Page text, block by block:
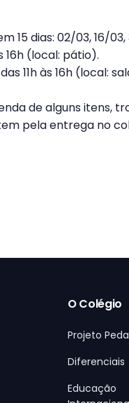
15 dias: 02/03, 16/
16h (local: pátio).
11h às 16h (local:
de alguns itens,
pela entrega no
O Colégio
Projeto
Diferenciais
Educação